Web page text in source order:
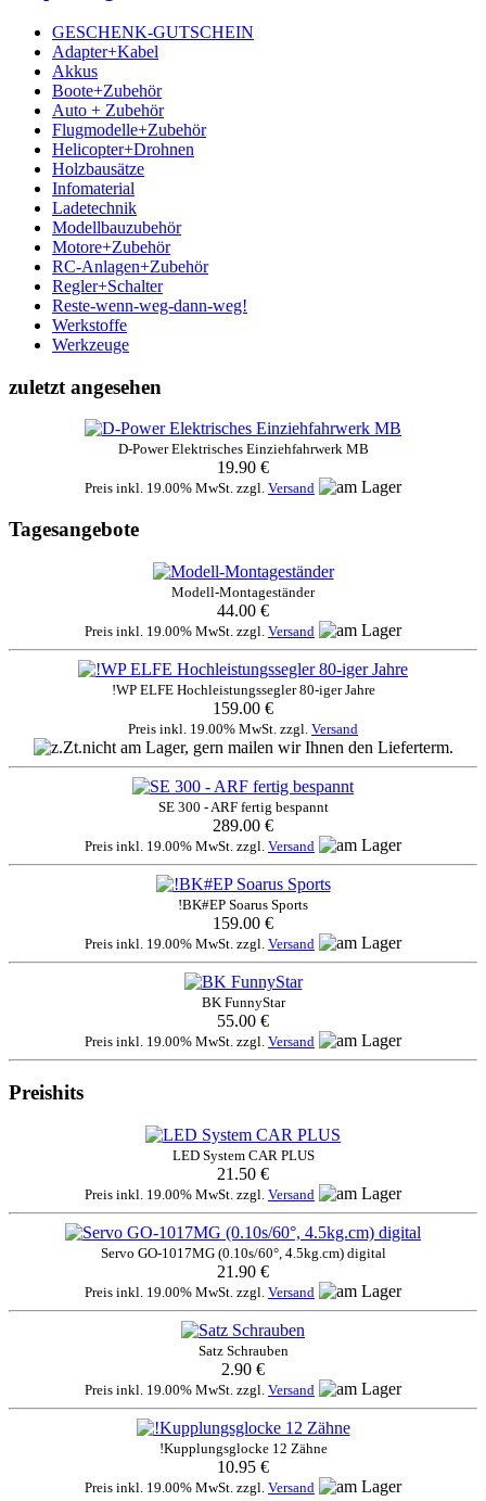
GESCHENK-GUTSCHEIN
Adapter+Kabel
Akkus
Boote+Zubehör
Auto + Zubehör
Flugmodelle+Zubehör
Helicopter+Drohnen
Holzbausätze
Infomaterial
Ladetechnik
Modellbauzubehör
Motore+Zubehör
RC-Anlagen+Zubehör
Regler+Schalter
Reste-wenn-weg-dann-weg!
Werkstoffe
Werkzeuge
zuletzt angesehen
D-Power Elektrisches Einziehfahrwerk MB
19.90 €
Preis inkl. 19.00% MwSt. zzgl. Versand
Tagesangebote
Modell-Montageständer
44.00 €
Preis inkl. 19.00% MwSt. zzgl. Versand
!WP ELFE Hochleistungssegler 80-iger Jahre
159.00 €
Preis inkl. 19.00% MwSt. zzgl. Versand
SE 300 - ARF fertig bespannt
289.00 €
Preis inkl. 19.00% MwSt. zzgl. Versand
!BK#EP Soarus Sports
159.00 €
Preis inkl. 19.00% MwSt. zzgl. Versand
BK FunnyStar
55.00 €
Preis inkl. 19.00% MwSt. zzgl. Versand
Preishits
LED System CAR PLUS
21.50 €
Preis inkl. 19.00% MwSt. zzgl. Versand
Servo GO-1017MG (0.10s/60°, 4.5kg.cm) digital
21.90 €
Preis inkl. 19.00% MwSt. zzgl. Versand
Satz Schrauben
2.90 €
Preis inkl. 19.00% MwSt. zzgl. Versand
!Kupplungsglocke 12 Zähne
10.95 €
Preis inkl. 19.00% MwSt. zzgl. Versand